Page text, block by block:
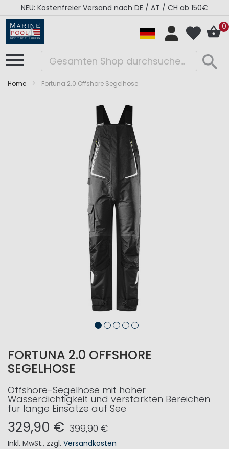
NEU: Kostenfreier Versand nach DE / AT / CH ab 150€
0
Home Fortuna 2.0 Offshore Segelhose
FORTUNA 2.0 OFFSHORE
SEGELHOSE
Offshore-Segelhose mit hoher
Wasserdichtigkeit und verstärkten Bereichen
für lange Einsätze auf See
329,90 € 399,90 €
Inkl. MwSt., zzgl. Versandkosten